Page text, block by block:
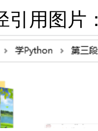
引用图片：